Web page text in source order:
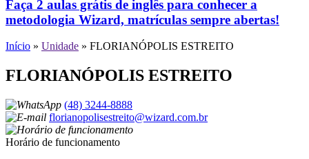
Faça 2 aulas grátis de inglês para conhecer a
metodologia Wizard, matrículas sempre abertas!
Início » Unidade » FLORIANÓPOLIS ESTREITO
FLORIANÓPOLIS ESTREITO
(48) 3244-8888
florianopolisestreito@wizard.com.br
Horário de funcionamento